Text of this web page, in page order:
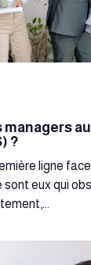
?
ligne
eux qui